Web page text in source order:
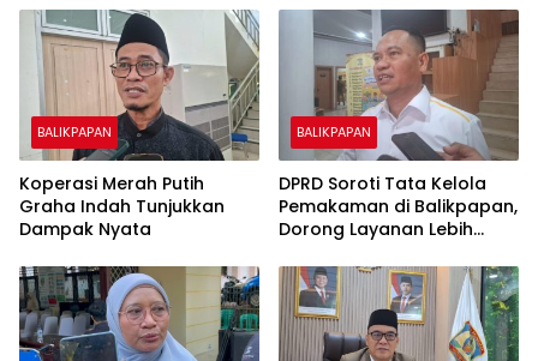
BALIKPAPAN
Koperasi Merah Putih
Graha Indah Tunjukkan
Dampak Nyata
BALIKPAPAN
DPRD Soroti Tata Kelola
Pemakaman di Balikpapan,
Dorong Layanan Lebih
Biaya Warga